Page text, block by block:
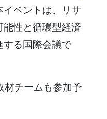
イベントは、リサ
性と循環型経済
る国際会議で
チームも参加予